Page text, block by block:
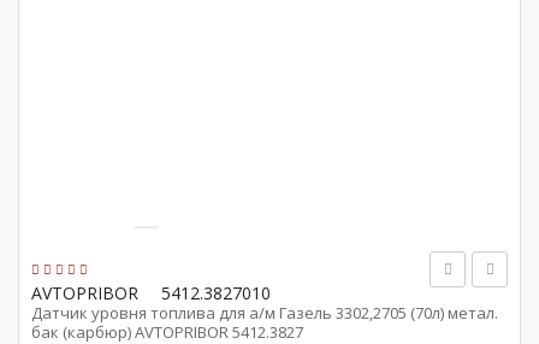
AVTOPRIBOR 5412.3827010
Датчик уровня топлива для а/м Газель 3302,2705 (70л) метал.
бак (карбюр) AVTOPRIBOR 5412.3827